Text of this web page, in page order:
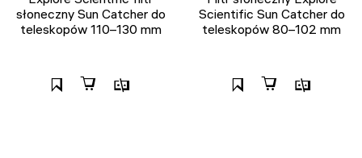
słoneczny Sun Catcher do
teleskopów 110–130 mm
Scientific Sun Catcher do
teleskopów 80–102 mm